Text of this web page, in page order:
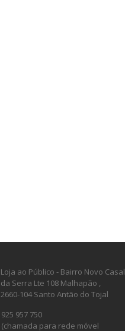
Loja ao Público - Bairro Novo Casal
da Serra Lte 108 Malhapão ,
2660-104 Santo Antão do Tojal
925 957 750
(chamada para rede móvel